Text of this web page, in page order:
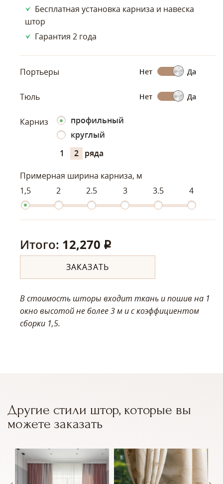
Бесплатная установка карниза и навеска
штор
Гарантия 2 года
Портьеры Нет Да
Тюль Нет Да
Карниз
профильный
круглый
1
2 ряда
Примерная ширина карниза, м
1,5
2 2.5 3 3.5 4
Итого: 12,270 q
ЗАКАЗАТЬ
В стоимость шторы входит ткань и пошив на 1
окно высотой не более 3 м и с коэффициентом
сборки 1,5.
Другие стили штор, которые вы
можете заказать